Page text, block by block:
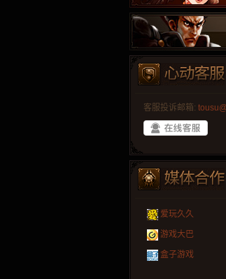
客服投诉邮箱:
爱玩久久
游戏大巴
盒子游戏